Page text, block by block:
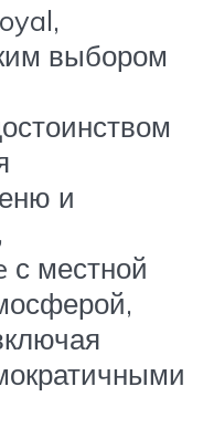
выбором
и
с местной